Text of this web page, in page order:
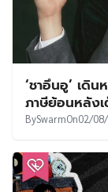
‘ชาอึนอู’ เดิ
ภาษีย้อนหลัง
BySwarmOn02/